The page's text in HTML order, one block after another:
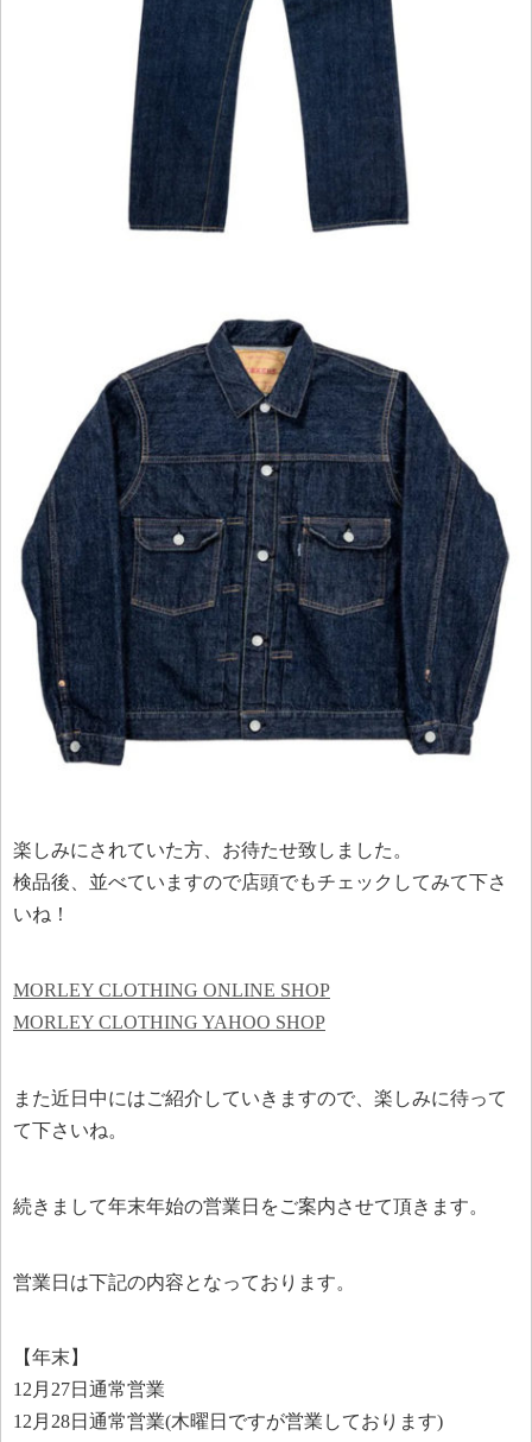
楽しみにされていた方、お待たせ致しました。
検品後、並べていますので店頭でもチェックしてみて下さ
いね！
MORLEY CLOTHING ONLINE SHOP
MORLEY CLOTHING YAHOO SHOP
また近日中にはご紹介していきますので、楽しみに待って
て下さいね。
続きまして年末年始の営業日をご案内させて頂きます。
営業日は下記の内容となっております。
【年末】
12月27日通常営業
12月28日通常営業(木曜日ですが営業しております)